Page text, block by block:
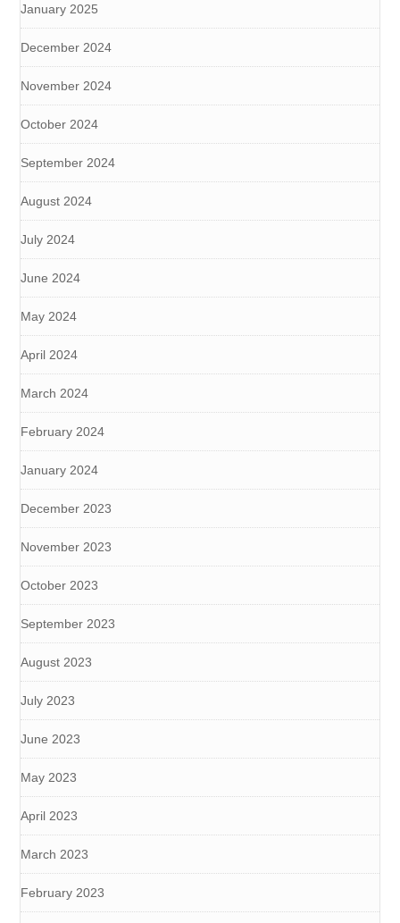
January 2025
December 2024
November 2024
October 2024
September 2024
August 2024
July 2024
June 2024
May 2024
April 2024
March 2024
February 2024
January 2024
December 2023
November 2023
October 2023
September 2023
August 2023
July 2023
June 2023
May 2023
April 2023
March 2023
February 2023